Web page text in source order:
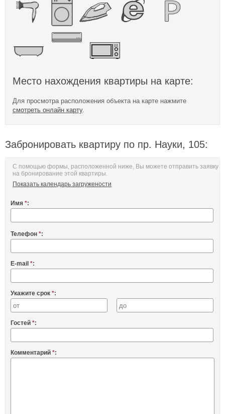
Место нахождения квартиры на карте:
Для просмотра расположения объекта на карте нажмите
смотреть онлайн карту.
Забронировать квартиру по пр. Науки, 105:
С помощью формы, расположенной ниже, Вы можете отправить заявку
на бронирование этой квартиры.
Показать календарь загружености
Имя *:
Телефон *:
E-mail *:
Укажите срок *:
Гостей *:
Комментарий *: